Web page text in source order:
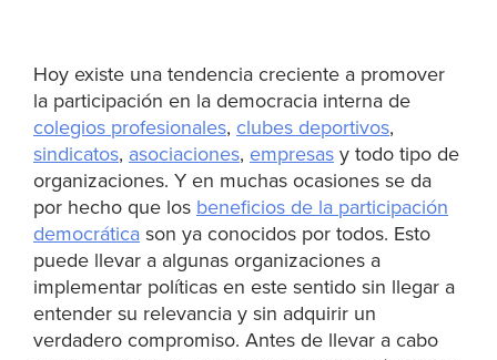
Hoy existe una tendencia creciente a promover
la participación en la democracia interna de
colegios profesionales, clubes deportivos,
sindicatos, asociaciones, empresasy todo tipo de
organizaciones. Y en muchas ocasiones se da
por hecho que los beneficios de la participación
democrática son ya conocidos por todos. Esto
puede llevar a algunas organizaciones a
implementar políticas en este sentido sin llegar a
entender su relevancia y sin adquirir un
verdadero compromiso. Antes de llevar a cabo